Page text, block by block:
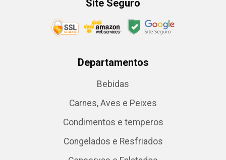
Site Seguro
Departamentos
Bebidas
Carnes, Aves e Peixes
Condimentos e temperos
Congelados e Resfriados